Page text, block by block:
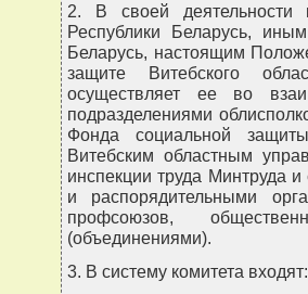
2. В своей деятельности
Республики Беларусь,
Беларусь, настоящим
защите Витебского
осуществляет ее во
подразделениями
Фонда социальной
Витебским областным
инспекции труда Минтруда
и распорядительными
профсоюзов,
(объединениями).
3. В систему комитета входят: